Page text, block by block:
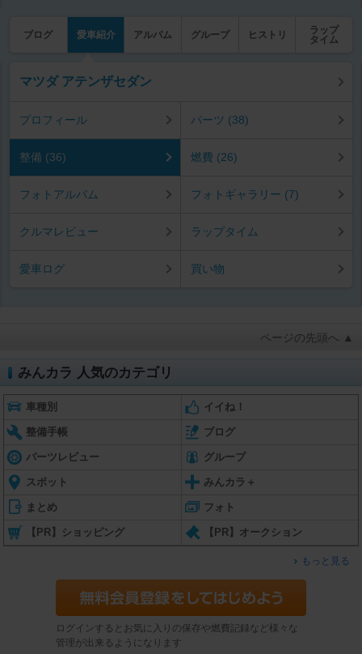
ブログ 愛車紹介 アルバム グループ ヒストリ
ラップ
タイム
マツダ アテンザセダン
プロフィール パーツ (38)
整備 (36) 燃費 (26)
フォトアルバム フォトギャラリー (7)
クルマレビュー ラップタイム
愛車ログ 買い物
ページの先頭へ ▲
みんカラ 人気のカテゴリ
車種別 イイね！
整備手帳 ブログ
パーツレビュー グループ
スポット みんカラ＋
まとめ フォト
【PR】ショッピング 【PR】オークション
もっと見る
ログインするとお気に入りの保存や燃費記録など様々な
管理が出来るようになります